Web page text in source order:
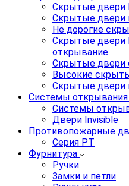
Скрытые двери
Скрытые двери
Не дорогие
Скрытые двери
открывание
Скрытые двери
Высокие
Скрытые двери
Системы открывания
Системы
Двери Invisible
Противопожарные
Серия PT
Фурнитура
Ручки
Замки и петли